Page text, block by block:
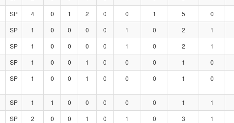
SP 4 0 1 2 0 0 1 5 0
SP 1 0 0 0 0 1 0 2 1
SP 1 0 0 0 0 1 0 2 1
SP 1 0 0 1 0 0 0 1 0
SP 1 0 0 1 0 0 0 1 0
SP 1 1 0 0 0 0 0 1 1
SP 2 0 0 1 0 1 0 3 1